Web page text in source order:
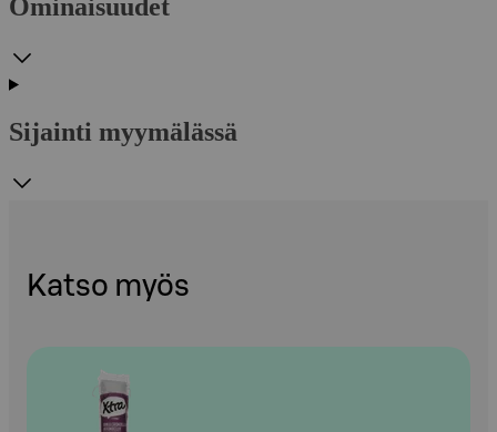
Ominaisuudet
Sijainti myymälässä
Katso myös